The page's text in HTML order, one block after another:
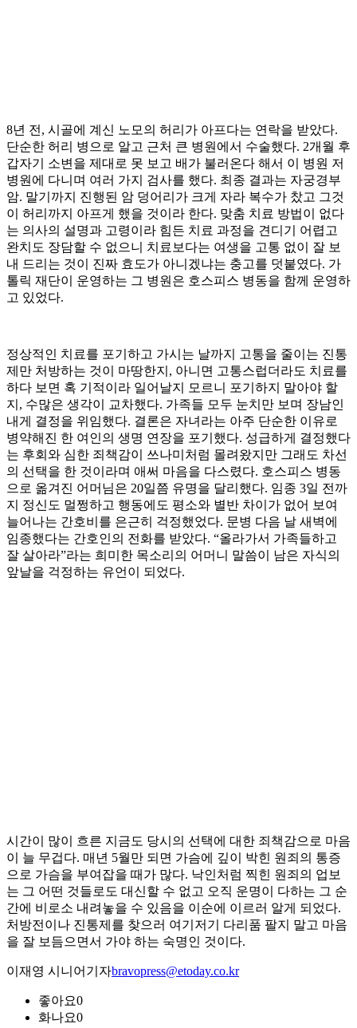
8년 전, 시골에 계신 노모의 허리가 아프다는 연락을 받았다.
단순한 허리 병으로 알고 근처 큰 병원에서 수술했다. 2개월 후
갑자기 소변을 제대로 못 보고 배가 불러온다 해서 이 병원 저
병원에 다니며 여러 가지 검사를 했다. 최종 결과는 자궁경부
암. 말기까지 진행된 암 덩어리가 크게 자라 복수가 찼고 그것
이 허리까지 아프게 했을 것이라 한다. 맞춤 치료 방법이 없다
는 의사의 설명과 고령이라 힘든 치료 과정을 견디기 어렵고
완치도 장담할 수 없으니 치료보다는 여생을 고통 없이 잘 보
내 드리는 것이 진짜 효도가 아니겠냐는 충고를 덧붙였다. 가
톨릭 재단이 운영하는 그 병원은 호스피스 병동을 함께 운영하
고 있었다.
정상적인 치료를 포기하고 가시는 날까지 고통을 줄이는 진통
제만 처방하는 것이 마땅한지, 아니면 고통스럽더라도 치료를
하다 보면 혹 기적이라 일어날지 모르니 포기하지 말아야 할
지, 수많은 생각이 교차했다. 가족들 모두 눈치만 보며 장남인
내게 결정을 위임했다. 결론은 자녀라는 아주 단순한 이유로
병약해진 한 여인의 생명 연장을 포기했다. 성급하게 결정했다
는 후회와 심한 죄책감이 쓰나미처럼 몰려왔지만 그래도 차선
의 선택을 한 것이라며 애써 마음을 다스렸다. 호스피스 병동
으로 옮겨진 어머님은 20일쯤 유명을 달리했다. 임종 3일 전까
지 정신도 멀쩡하고 행동에도 평소와 별반 차이가 없어 보여
늘어나는 간호비를 은근히 걱정했었다. 문병 다음 날 새벽에
임종했다는 간호인의 전화를 받았다. “올라가서 가족들하고
잘 살아라”라는 희미한 목소리의 어머니 말씀이 남은 자식의
앞날을 걱정하는 유언이 되었다.
시간이 많이 흐른 지금도 당시의 선택에 대한 죄책감으로 마음
이 늘 무겁다. 매년 5월만 되면 가슴에 깊이 박힌 원죄의 통증
으로 가슴을 부여잡을 때가 많다. 낙인처럼 찍힌 원죄의 업보
는 그 어떤 것들로도 대신할 수 없고 오직 운명이 다하는 그 순
간에 비로소 내려놓을 수 있음을 이순에 이르러 알게 되었다.
처방전이나 진통제를 찾으러 여기저기 다리품 팔지 말고 마음
을 잘 보듬으면서 가야 하는 숙명인 것이다.
이재영 시니어기자bravopress@etoday.co.kr
좋아요0
화나요0